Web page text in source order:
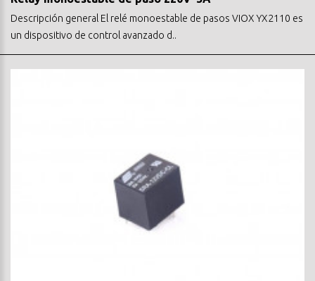
Descripción general El relé monoestable de pasos VIOX YX2110 es
un dispositivo de control avanzado d..